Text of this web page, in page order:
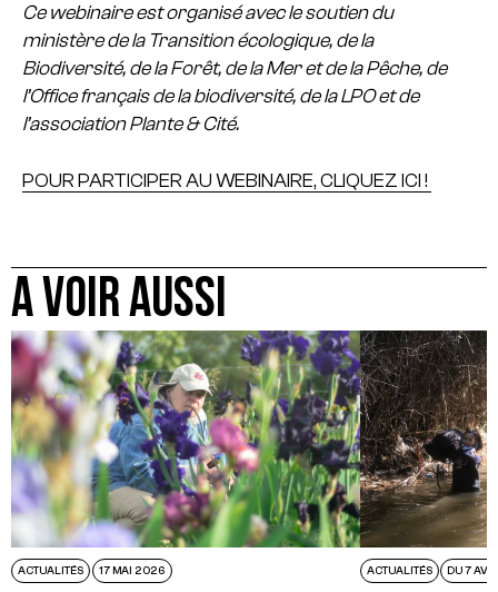
Ce webinaire est organisé avec le soutien du
ministère de la Transition écologique, de la
Biodiversité, de la Forêt, de la Mer et de la Pêche, de
l’Office français de la biodiversité, de la LPO et de
l’association Plante & Cité.
POUR PARTICIPER AU WEBINAIRE, CLIQUEZ ICI !
A VOIR AUSSI
ACTUALITÉS 17 MAI 2026 ACTUALITÉS DU 7